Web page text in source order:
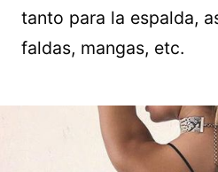
tanto para la espalda,
faldas, mangas, etc.